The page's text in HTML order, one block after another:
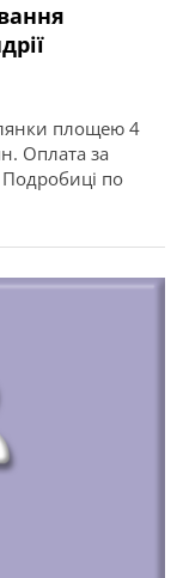
площею 4
Оплата за
Подробиці по